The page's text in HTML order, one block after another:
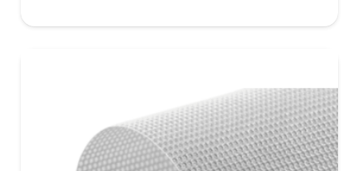
precios:
hasta
$15,578.53